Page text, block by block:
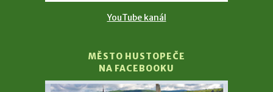
YouTube kanál
MĚSTO HUSTOPEČE
NA FACEBOOKU